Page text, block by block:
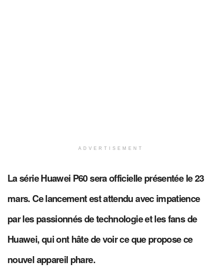
ADVERTISEMENT
La série Huawei P60 sera officielle présentée le 23
mars.Ce lancement est attendu avec impatience
par les passionnés de technologie et les fans de
Huawei, qui ont hâte de voir ce que propose ce
nouvel appareil phare.